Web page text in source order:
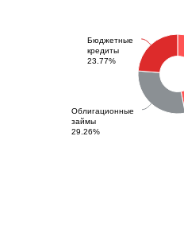
Облигационные
займы
29.26%
Бюджетные
кредиты
23.77%